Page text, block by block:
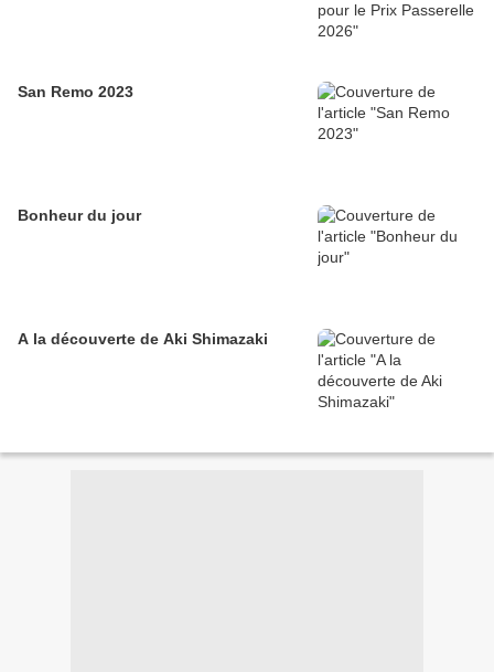
San Remo 2023
Bonheur du jour
A la découverte de Aki Shimazaki